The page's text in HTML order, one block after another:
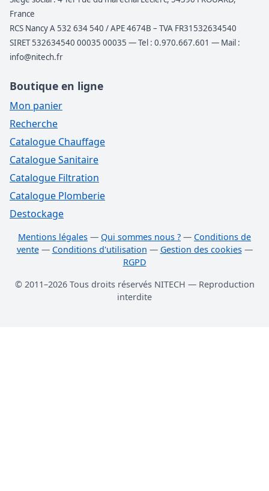
France
RCS Nancy A 532 634 540 / APE 4674B – TVA FR31532634540
SIRET 532634540 00035 00035 — Tel : 0.970.667.601 — Mail :
info@nitech.fr
Boutique en ligne
Mon panier
Recherche
Catalogue Chauffage
Catalogue Sanitaire
Catalogue Filtration
Catalogue Plomberie
Destockage
Mentions légales — Qui sommes nous ? — Conditions de
vente— Conditions d'utilisation — Gestion des cookies—
RGPD
© 2011–2026 Tous droits réservés NITECH — Reproduction
interdite